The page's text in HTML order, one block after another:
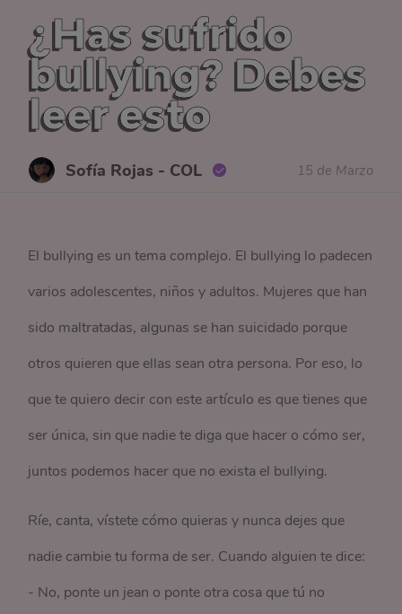
¿Has sufrido
bullying? Debes
leer esto
Sofía Rojas - COL 15 de Marzo
El bullying es un tema complejo. El bullying lo padecen
varios adolescentes, niños y adultos. Mujeres que han
sido maltratadas, algunas se han suicidado porque
otros quieren que ellas sean otra persona. Por eso, lo
que te quiero decir con este artículo es que tienes que
ser única, sin que nadie te diga que hacer o cómo ser,
juntos podemos hacer que no exista el bullying.
Ríe, canta, vístete cómo quieras y nunca dejes que
nadie cambie tu forma de ser. Cuando alguien te dice:
- No, ponte un jean o ponte otra cosa que tú no